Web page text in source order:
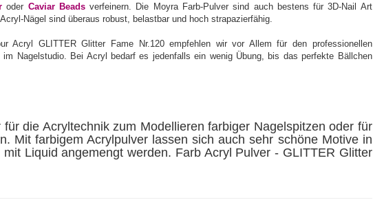
oder Caviar Beadsverfeinern. Die Moyra Farb-Pulver sind auch bestens für 3D-Nail Art
Nägel sind überaus robust, belastbar und hoch strapazierfähig.
Acryl GLITTER Glitter Fame Nr.120 empfehlen wir vor Allem für den professionellen
im Nagelstudio. Bei Acryl bedarf es jedenfalls ein wenig Übung, bis das perfekte Bällchen